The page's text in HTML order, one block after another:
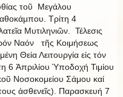
τοῦ Μεγάλου
Τρίτη 4
Μυτιληνιῶν. Τέλεσις
Ναόν τῆς Κοιμήσεως
Θεία Λειτουργία εἰς τόν
6 Ἀπριλίου Ὑποδοχή Τιμίου
Νοσοκομείου Σάμου καί
ἀσθενεῖς). Παρασκευή 7